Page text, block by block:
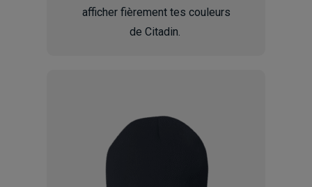
afficher fièrement tes couleurs
de Citadin.